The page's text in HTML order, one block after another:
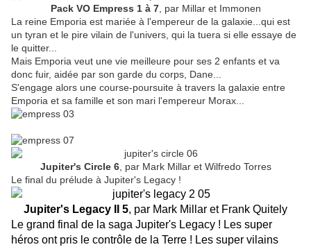
Pack VO Empress 1 à 7, par Millar et Immonen
La reine Emporia est mariée à l'empereur de la galaxie...qui est
un tyran et le pire vilain de l'univers, qui la tuera si elle essaye de
le quitter...
Mais Emporia veut une vie meilleure pour ses 2 enfants et va
donc fuir, aidée par son garde du corps, Dane...
S'engage alors une course-poursuite à travers la galaxie entre
Emporia et sa famille et son mari l'empereur Morax...
Jupiter's Circle 6, par Mark Millar et Wilfredo Torres
Le final du prélude à Jupiter's Legacy !
Jupiter's Legacy II 5, par Mark Millar et Frank Quitely
Le grand final de la saga Jupiter's Legacy ! Les super
héros ont pris le contrôle de la Terre ! Les super vilains